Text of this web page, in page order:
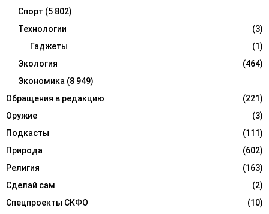
Спорт (5 802)
Технологии
(3)
Гаджеты
(1)
Экология
(464)
Экономика (8 949)
Обращения в редакцию
(221)
Оружие
(3)
Подкасты
(111)
Природа
(602)
Религия
(163)
Сделай сам
(2)
Спецпроекты СКФО
(10)